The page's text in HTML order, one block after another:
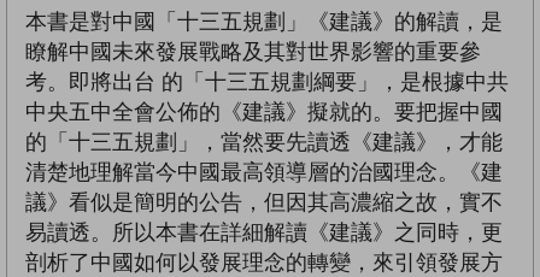
本書是對中國「十三五規劃」《建議》的解讀，是
瞭解中國未來發展戰略及其對世界影響的重要參
考。即將出台 的「十三五規劃綱要」，是根據中共
中央五中全會公佈的《建議》擬就的。要把握中國
的「十三五規劃」，當然要先讀透《建議》，才能
清楚地理解當今中國最高領導層的治國理念。《建
議》看似是簡明的公告，但因其高濃縮之故，實不
易讀透。所以本書在詳細解讀《建議》之同時，更
剖析了中國如何以發展理念的轉變，來引領發展方